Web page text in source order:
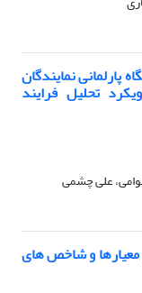
نمایندگان
تحلیل فرایند
علی چشمی
و شاخص های